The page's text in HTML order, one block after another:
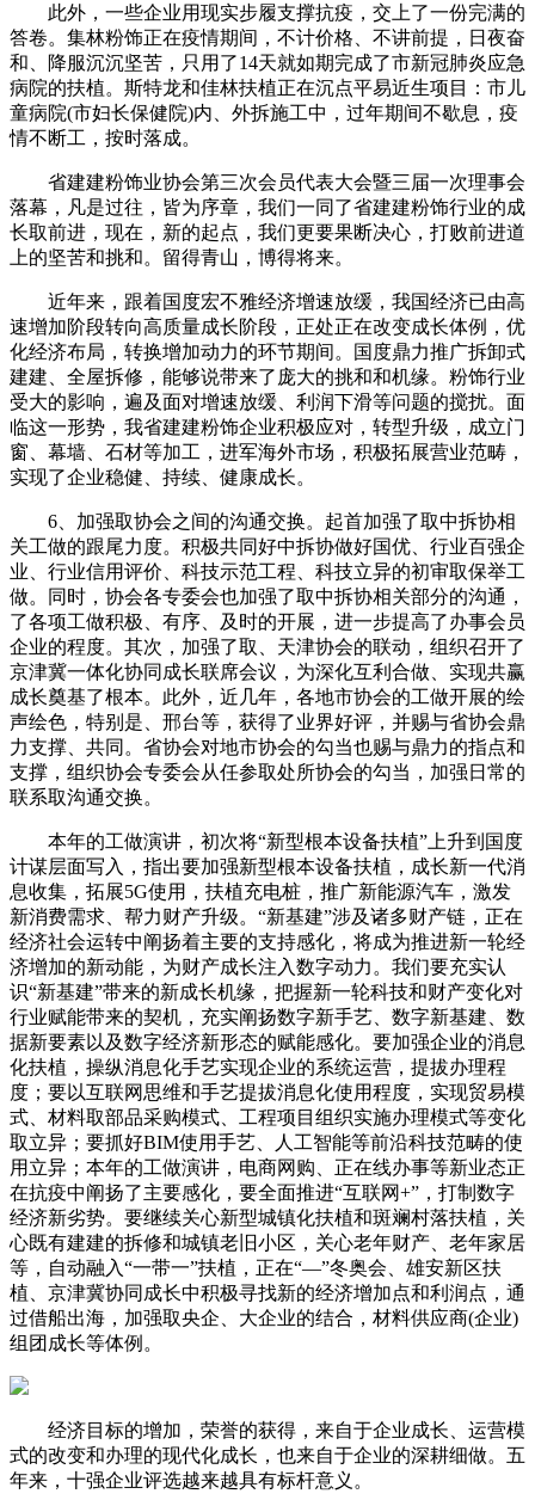
此外，一些企业用现实步履支撑抗疫，交上了一份完满的
答卷。集林粉饰正在疫情期间，不计价格、不讲前提，日夜奋
和、降服沉沉坚苦，只用了14天就如期完成了市新冠肺炎应急
病院的扶植。斯特龙和佳林扶植正在沉点平易近生项目：市儿
童病院(市妇长保健院)内、外拆施工中，过年期间不歇息，疫
情不断工，按时落成。
省建建粉饰业协会第三次会员代表大会暨三届一次理事会
落幕，凡是过往，皆为序章，我们一同了省建建粉饰行业的成
长取前进，现在，新的起点，我们更要果断决心，打败前进道
上的坚苦和挑和。留得青山，博得将来。
近年来，跟着国度宏不雅经济增速放缓，我国经济已由高
速增加阶段转向高质量成长阶段，正处正在改变成长体例，优
化经济布局，转换增加动力的环节期间。国度鼎力推广拆卸式
建建、全屋拆修，能够说带来了庞大的挑和和机缘。粉饰行业
受大的影响，遍及面对增速放缓、利润下滑等问题的搅扰。面
临这一形势，我省建建粉饰企业积极应对，转型升级，成立门
窗、幕墙、石材等加工，进军海外市场，积极拓展营业范畴，
实现了企业稳健、持续、健康成长。
6、加强取协会之间的沟通交换。起首加强了取中拆协相
关工做的跟尾力度。积极共同好中拆协做好国优、行业百强企
业、行业信用评价、科技示范工程、科技立异的初审取保举工
做。同时，协会各专委会也加强了取中拆协相关部分的沟通，
了各项工做积极、有序、及时的开展，进一步提高了办事会员
企业的程度。其次，加强了取、天津协会的联动，组织召开了
京津冀一体化协同成长联席会议，为深化互利合做、实现共赢
成长奠基了根本。此外，近几年，各地市协会的工做开展的绘
声绘色，特别是、邢台等，获得了业界好评，并赐与省协会鼎
力支撑、共同。省协会对地市协会的勾当也赐与鼎力的指点和
支撑，组织协会专委会从任参取处所协会的勾当，加强日常的
联系取沟通交换。
本年的工做演讲，初次将“新型根本设备扶植”上升到国度
计谋层面写入，指出要加强新型根本设备扶植，成长新一代消
息收集，拓展5G使用，扶植充电桩，推广新能源汽车，激发
新消费需求、帮力财产升级。“新基建”涉及诸多财产链，正在
经济社会运转中阐扬着主要的支持感化，将成为推进新一轮经
济增加的新动能，为财产成长注入数字动力。我们要充实认
识“新基建”带来的新成长机缘，把握新一轮科技和财产变化对
行业赋能带来的契机，充实阐扬数字新手艺、数字新基建、数
据新要素以及数字经济新形态的赋能感化。要加强企业的消息
化扶植，操纵消息化手艺实现企业的系统运营，提拔办理程
度；要以互联网思维和手艺提拔消息化使用程度，实现贸易模
式、材料取部品采购模式、工程项目组织实施办理模式等变化
取立异；要抓好BIM使用手艺、人工智能等前沿科技范畴的使
用立异；本年的工做演讲，电商网购、正在线办事等新业态正
在抗疫中阐扬了主要感化，要全面推进“互联网+”，打制数字
经济新劣势。要继续关心新型城镇化扶植和斑斓村落扶植，关
心既有建建的拆修和城镇老旧小区，关心老年财产、老年家居
等，自动融入“一带一”扶植，正在“—”冬奥会、雄安新区扶
植、京津冀协同成长中积极寻找新的经济增加点和利润点，通
过借船出海，加强取央企、大企业的结合，材料供应商(企业)
组团成长等体例。
经济目标的增加，荣誉的获得，来自于企业成长、运营模
式的改变和办理的现代化成长，也来自于企业的深耕细做。五
年来，十强企业评选越来越具有标杆意义。